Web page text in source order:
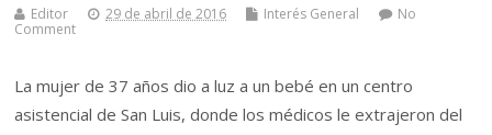
Editor 29 de abril de 2016 Interés General
No
Comment
La mujer de 37 años dio a luz a un bebé en un centro
asistencial de San Luis, donde los médicos le extrajeron del